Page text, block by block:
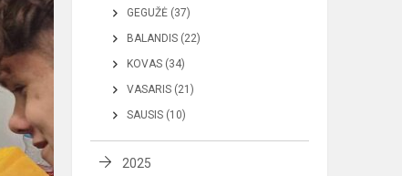
GEGUŽĖ (37)
BALANDIS (22)
KOVAS (34)
VASARIS (21)
SAUSIS (10)
2025